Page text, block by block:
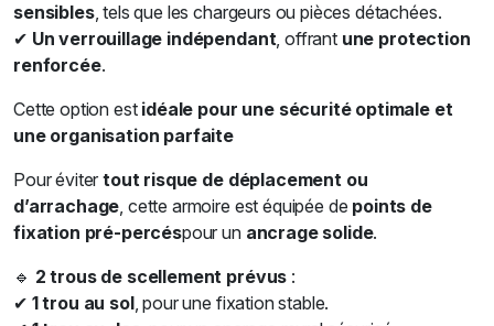
sensibles, tels que les chargeurs ou pièces détachées.
✔ Un verrouillage indépendant, offrant une protection
renforcée.
Cette option est idéale pour une sécurité optimale et
une organisation parfaite
Pour évitertout risque de déplacement ou
d’arrachage, cette armoire est équipée de points de
fixation pré-percéspour un ancrage solide.
🔹 2 trous de scellement prévus :
✔ 1 trou au sol, pour une fixation stable.